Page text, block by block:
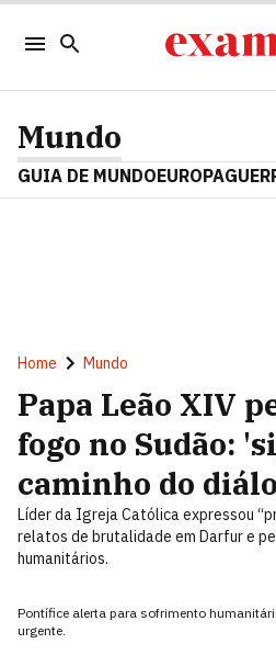
Mundo
GUIA DE MUNDOEUROPA
Home Mundo
Papa Leão XIV
fogo no Sudão:
caminho do
Líder da Igreja Católica expressou
relatos de brutalidade em Darfur e
humanitários.
Pontífice alerta para sofrimento
urgente.